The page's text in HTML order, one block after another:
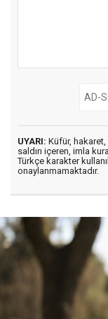
UYARI: Küfür,
saldırı içeren, imla
Türkçe karakter
onaylanmamaktadır.